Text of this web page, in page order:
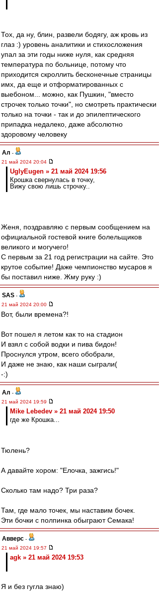
Тох, да ну, блин, развели бодягу, аж кровь из
глаз :) уровень аналитики и стихосложения
упал за эти годы ниже нуля, как средняя
температура по больнице, потому что
приходится скроллить бесконечные страницы
имх, да еще и отформатированных с
выебоном... можно, как Пушкин, "вместо
строчек только точки", но смотреть практически
только на точки - так и до эпилептического
припадка недалеко, даже абсолютно
здоровому человеку
Ал -
21 май 2024 20:04
UglyEugen » 21 май 2024 19:56
Крошка свернулась в точку,
Вижу свою лишь строчку..
Женя, поздравляю с первым сообщением на
официальной гостевой книге болельщиков
великого и могучего!
С первым за 21 год регистрации на сайте. Это
крутое событие! Даже чемпионство мусаров я
бы поставил ниже. Жму руку :)
SAS -
21 май 2024 20:00
Вот, были времена?!
Вот пошел я летом как то на стадион
И взял с собой водки и пива бидон!
Проснулся утром, всего обобрали,
И даже не знаю, как наши сыграли(
-:)
Ал -
21 май 2024 19:59
Mike Lebedev » 21 май 2024 19:50
где же Крошка...
Тюлень?
А давайте хором: "Елочка, зажгись!"
Сколько там надо? Три раза?
Там, где мало точек, мы наставим бочек.
Эти бочки с полпинка обыграют Семака!
Авверс -
21 май 2024 19:57
agk » 21 май 2024 19:53
Я и без гугла знаю)